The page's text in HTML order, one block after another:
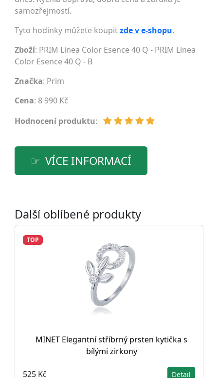
samozřejmostí.
Tyto hodinky můžete koupitzde v e-shopu.
Zboží: PRIM Linea Color Esence 40 Q - PRIM Linea
Color Esence 40 Q - B
Značka: Prim
Cena: 8 990 Kč
Hodnocení produktu:
VÍCE INFORMACÍ
Další oblíbené produkty
TOP
MINET Elegantní stříbrný prsten kytička s
bílými zirkony
525 Kč Detail